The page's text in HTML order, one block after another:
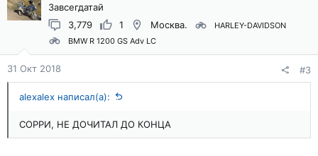
Завсегдатай
3,779
1 Москва.
HARLEY-DAVIDSON
BMW R 1200 GS Adv LC
31 Окт 2018 #3
alexalex написал(а):
СОРРИ, НЕ ДОЧИТАЛ ДО КОНЦА